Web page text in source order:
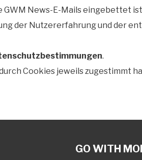
News-E-Mails eingebettet
der Nutzererfahrung und der
.
Cookies jeweils zugestimmt
GO WITH